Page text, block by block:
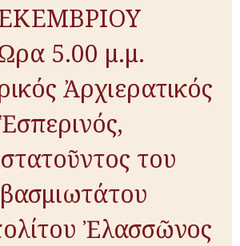
5.00 μ.μ.
Ἀρχιερατικός
του
Ἐλασσῶνος